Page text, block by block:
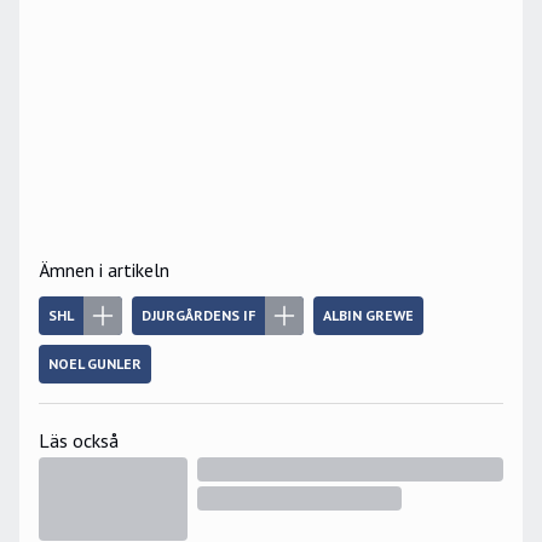
Ämnen i artikeln
SHL DJURGÅRDENS IF ALBIN GREWE
NOEL GUNLER
Läs också